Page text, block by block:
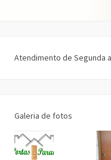
Atendimento de Segunda
Galeria de fotos